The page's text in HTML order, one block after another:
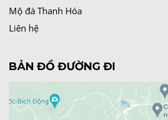
Mộ đá Thanh Hóa
Liên hệ
BẢN ĐỒ ĐƯỜNG ĐI